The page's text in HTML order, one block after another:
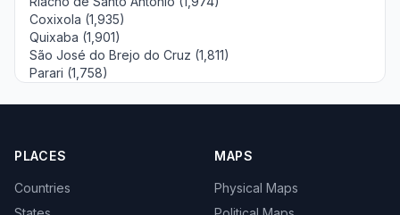
Coxixola (1,935)
Quixaba (1,901)
São José do Brejo do Cruz (1,811)
Parari (1,758)
PLACES
Countries
MAPS
Physical Maps